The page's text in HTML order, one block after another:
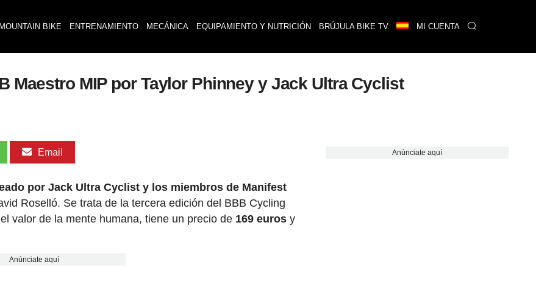
MOUNTAIN BIKE ENTRENAMIENTO MECÁNICA EQUIPAMIENTO Y NUTRICIÓN BRÚJULA BIKE TV MI CUENTA
Maestro MIP por Taylor Phinney y Jack Ultra Cyclist
Email
por Jack Ultra Cyclist y los miembros de Manifest
Roselló. Se trata de la tercera edición del BBB Cycling
valor de la mente humana, tiene un precio de 169 euros y
Anúnciate aquí
Anúnciate aquí